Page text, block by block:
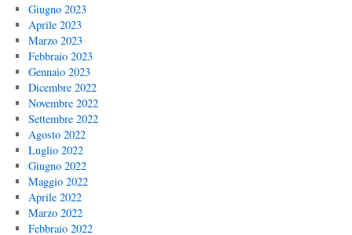
Giugno 2023
Aprile 2023
Marzo 2023
Febbraio 2023
Gennaio 2023
Dicembre 2022
Novembre 2022
Settembre 2022
Agosto 2022
Luglio 2022
Giugno 2022
Maggio 2022
Aprile 2022
Marzo 2022
Febbraio 2022